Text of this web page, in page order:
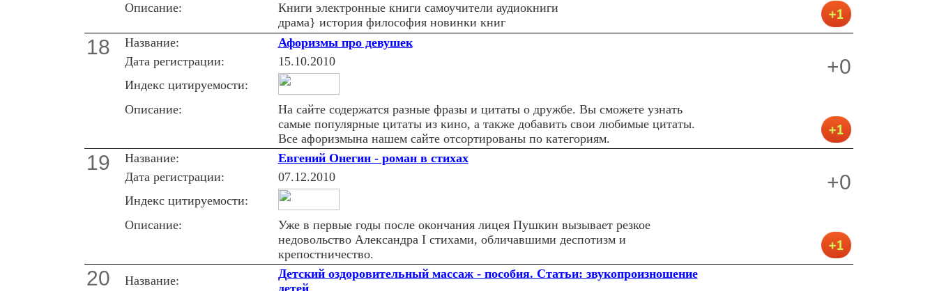
Описание:
Книги электронные книги самоучители аудиокниги
драма} история философия новинки книг
18 Название: Афоризмы про девушек
+0
Дата регистрации:
15.10.2010
Индекс цитируемости:
Описание:
На сайте содержатся разные фразы и цитаты о дружбе. Вы сможете узнать
самые популярные цитаты из кино, а также добавить свои любимые цитаты.
Все афоризмына нашем сайте отсортированы по категориям.
19 Название: Евгений Онегин - роман в стихах
+0
Дата регистрации:
07.12.2010
Индекс цитируемости:
Описание:
Уже в первые годы после окончания лицея Пушкин вызывает резкое
недовольство Александра I стихами, обличавшими деспотизм и
крепостничество.
20 Название:
Детский оздоровительный массаж - пособия. Статьи: звукопроизношение